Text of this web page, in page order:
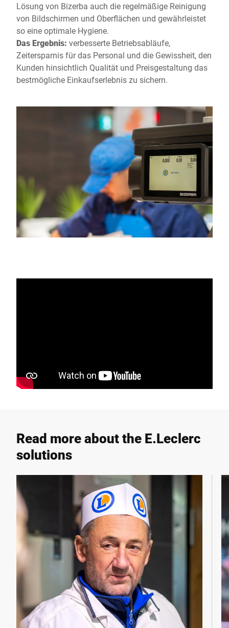
Lösung von Bizerba auch die regelmäßige Reinigung
von Bildschirmen und Oberflächen und gewährleistet
so eine optimale Hygiene.
Das Ergebnis: verbesserte Betriebsabläufe,
Zeitersparnis für das Personal und die Gewissheit, den
Kunden hinsichtlich Qualität und Preisgestaltung das
bestmögliche Einkaufserlebnis zu sichern.
Read more about the E.Leclerc
solutions